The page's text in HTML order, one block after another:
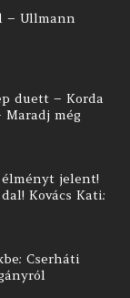
– Ullmann
duett – Korda
Maradj még
jelent!
Kovács Kati:
Cserháti